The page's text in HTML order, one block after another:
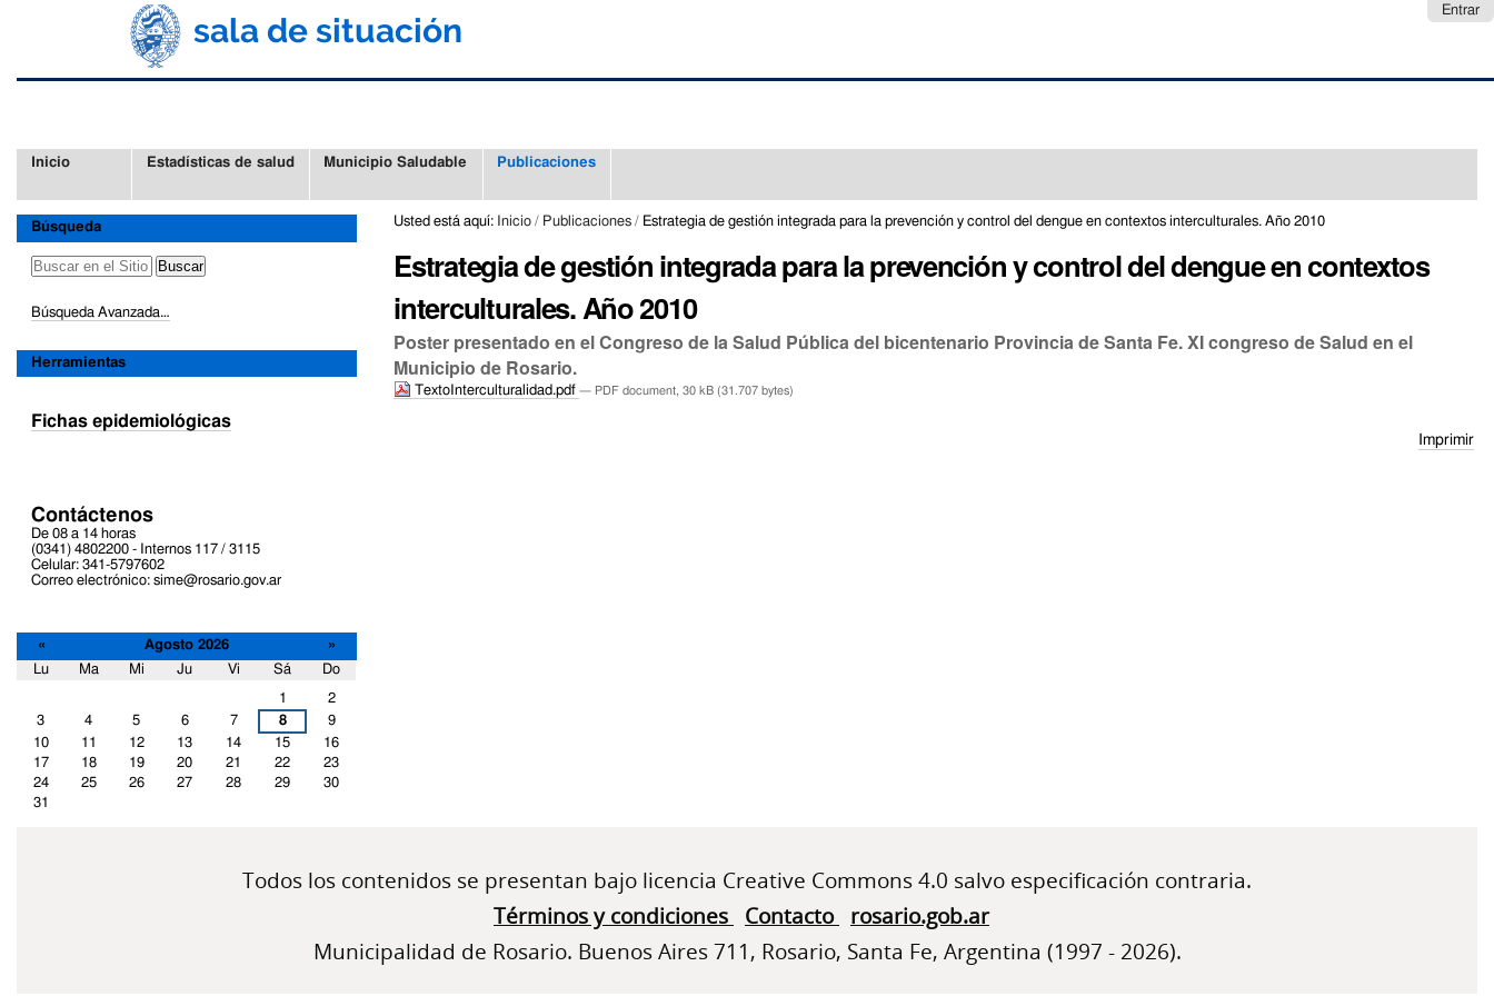
Entrar
Secciones
Inicio Estadísticas de salud Municipio Saludable Publicaciones
Usted está aquí: Inicio / Publicaciones / Estrategia de gestión integrada para la prevención y control del dengue en contextos interculturales. Año 2010
Estrategia de gestión integrada para la prevención y control del dengue en contextos
interculturales. Año 2010
Poster presentado en el Congreso de la Salud Pública del bicentenario Provincia de Santa Fe. XI congreso de Salud en el
Municipio de Rosario.
TextoInterculturalidad.pdf— PDF document, 30 kB (31.707 bytes)
Imprimir
Búsqueda
Búsqueda Avanzada…
Herramientas
Fichas epidemiológicas
Contáctenos
De 08 a 14 horas
(0341) 4802200 - Internos 117 / 3115
Celular: 341-5797602
Correo electrónico: sime@rosario.gov.ar
« Agosto 2026 »
Lu Ma Mi Ju Vi Sá
Do
1
2
3
4 5 6 7 8
9
10
11 12 13 14 15
16
17
18 19 20 21 22
23
24
25 26 27 28 29
30
31